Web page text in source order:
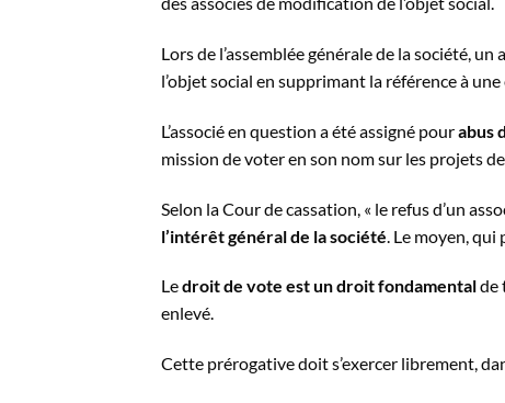
Lors de l’assemblée générale de la société,
l’objet social en supprimant la référence à
L’associé en question a été assigné pourabus
mission de voter en son nom sur les projets
Selon la Cour de cassation, « le refus d’un
l’intérêt général de la société . Le moyen,
Ledroit de vote est un droit fondamentalde
enlevé.
Cette prérogative doit s’exercer librement,